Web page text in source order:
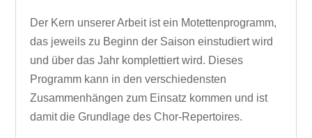
Der Kern unserer Arbeit ist ein Motettenprogramm,
das jeweils zu Beginn der Saison einstudiert wird
und über das Jahr komplettiert wird. Dieses
Programm kann in den verschiedensten
Zusammenhängen zum Einsatz kommen und ist
damit die Grundlage des Chor-Repertoires.